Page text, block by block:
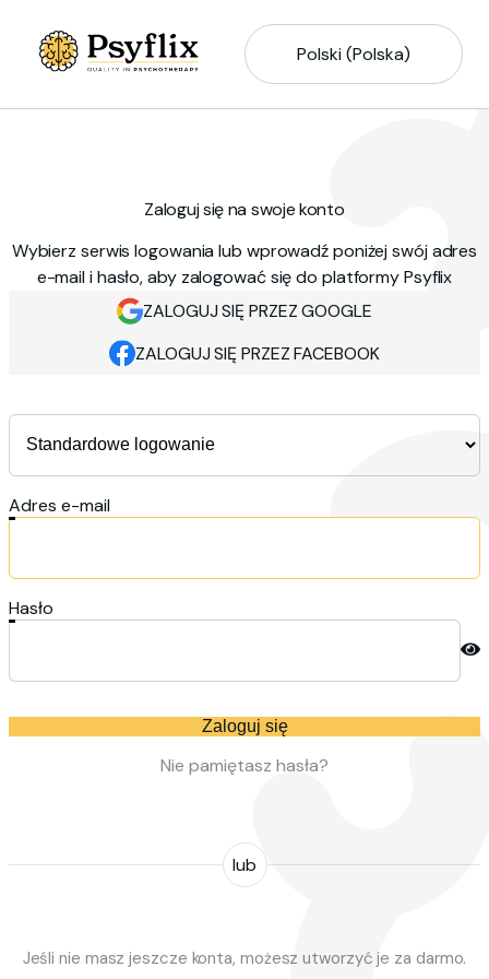
Polski (Polska)
Zaloguj się na swoje konto
Wybierz serwis logowania lub wprowadź poniżej swój adres
e-mail i hasło, aby zalogować się do platformy Psyflix
ZALOGUJ SIĘ PRZEZ GOOGLE
ZALOGUJ SIĘ PRZEZ FACEBOOK
Adres e-mail
Hasło
Zaloguj się
Nie pamiętasz hasła?
lub
Jeśli nie masz jeszcze konta, możesz utworzyć je za darmo.